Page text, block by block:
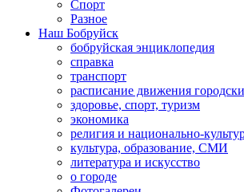
Спорт
Разное
Наш Бобруйск
бобруйская энциклопедия
справка
транспорт
расписание движения
здоровье, спорт, туризм
экономика
религия и национально-
культура, образование, СМИ
литература и искусство
о городе